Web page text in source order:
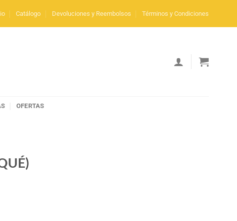
Catálogo Devoluciones y Reembolsos Términos y Condiciones
OFERTAS